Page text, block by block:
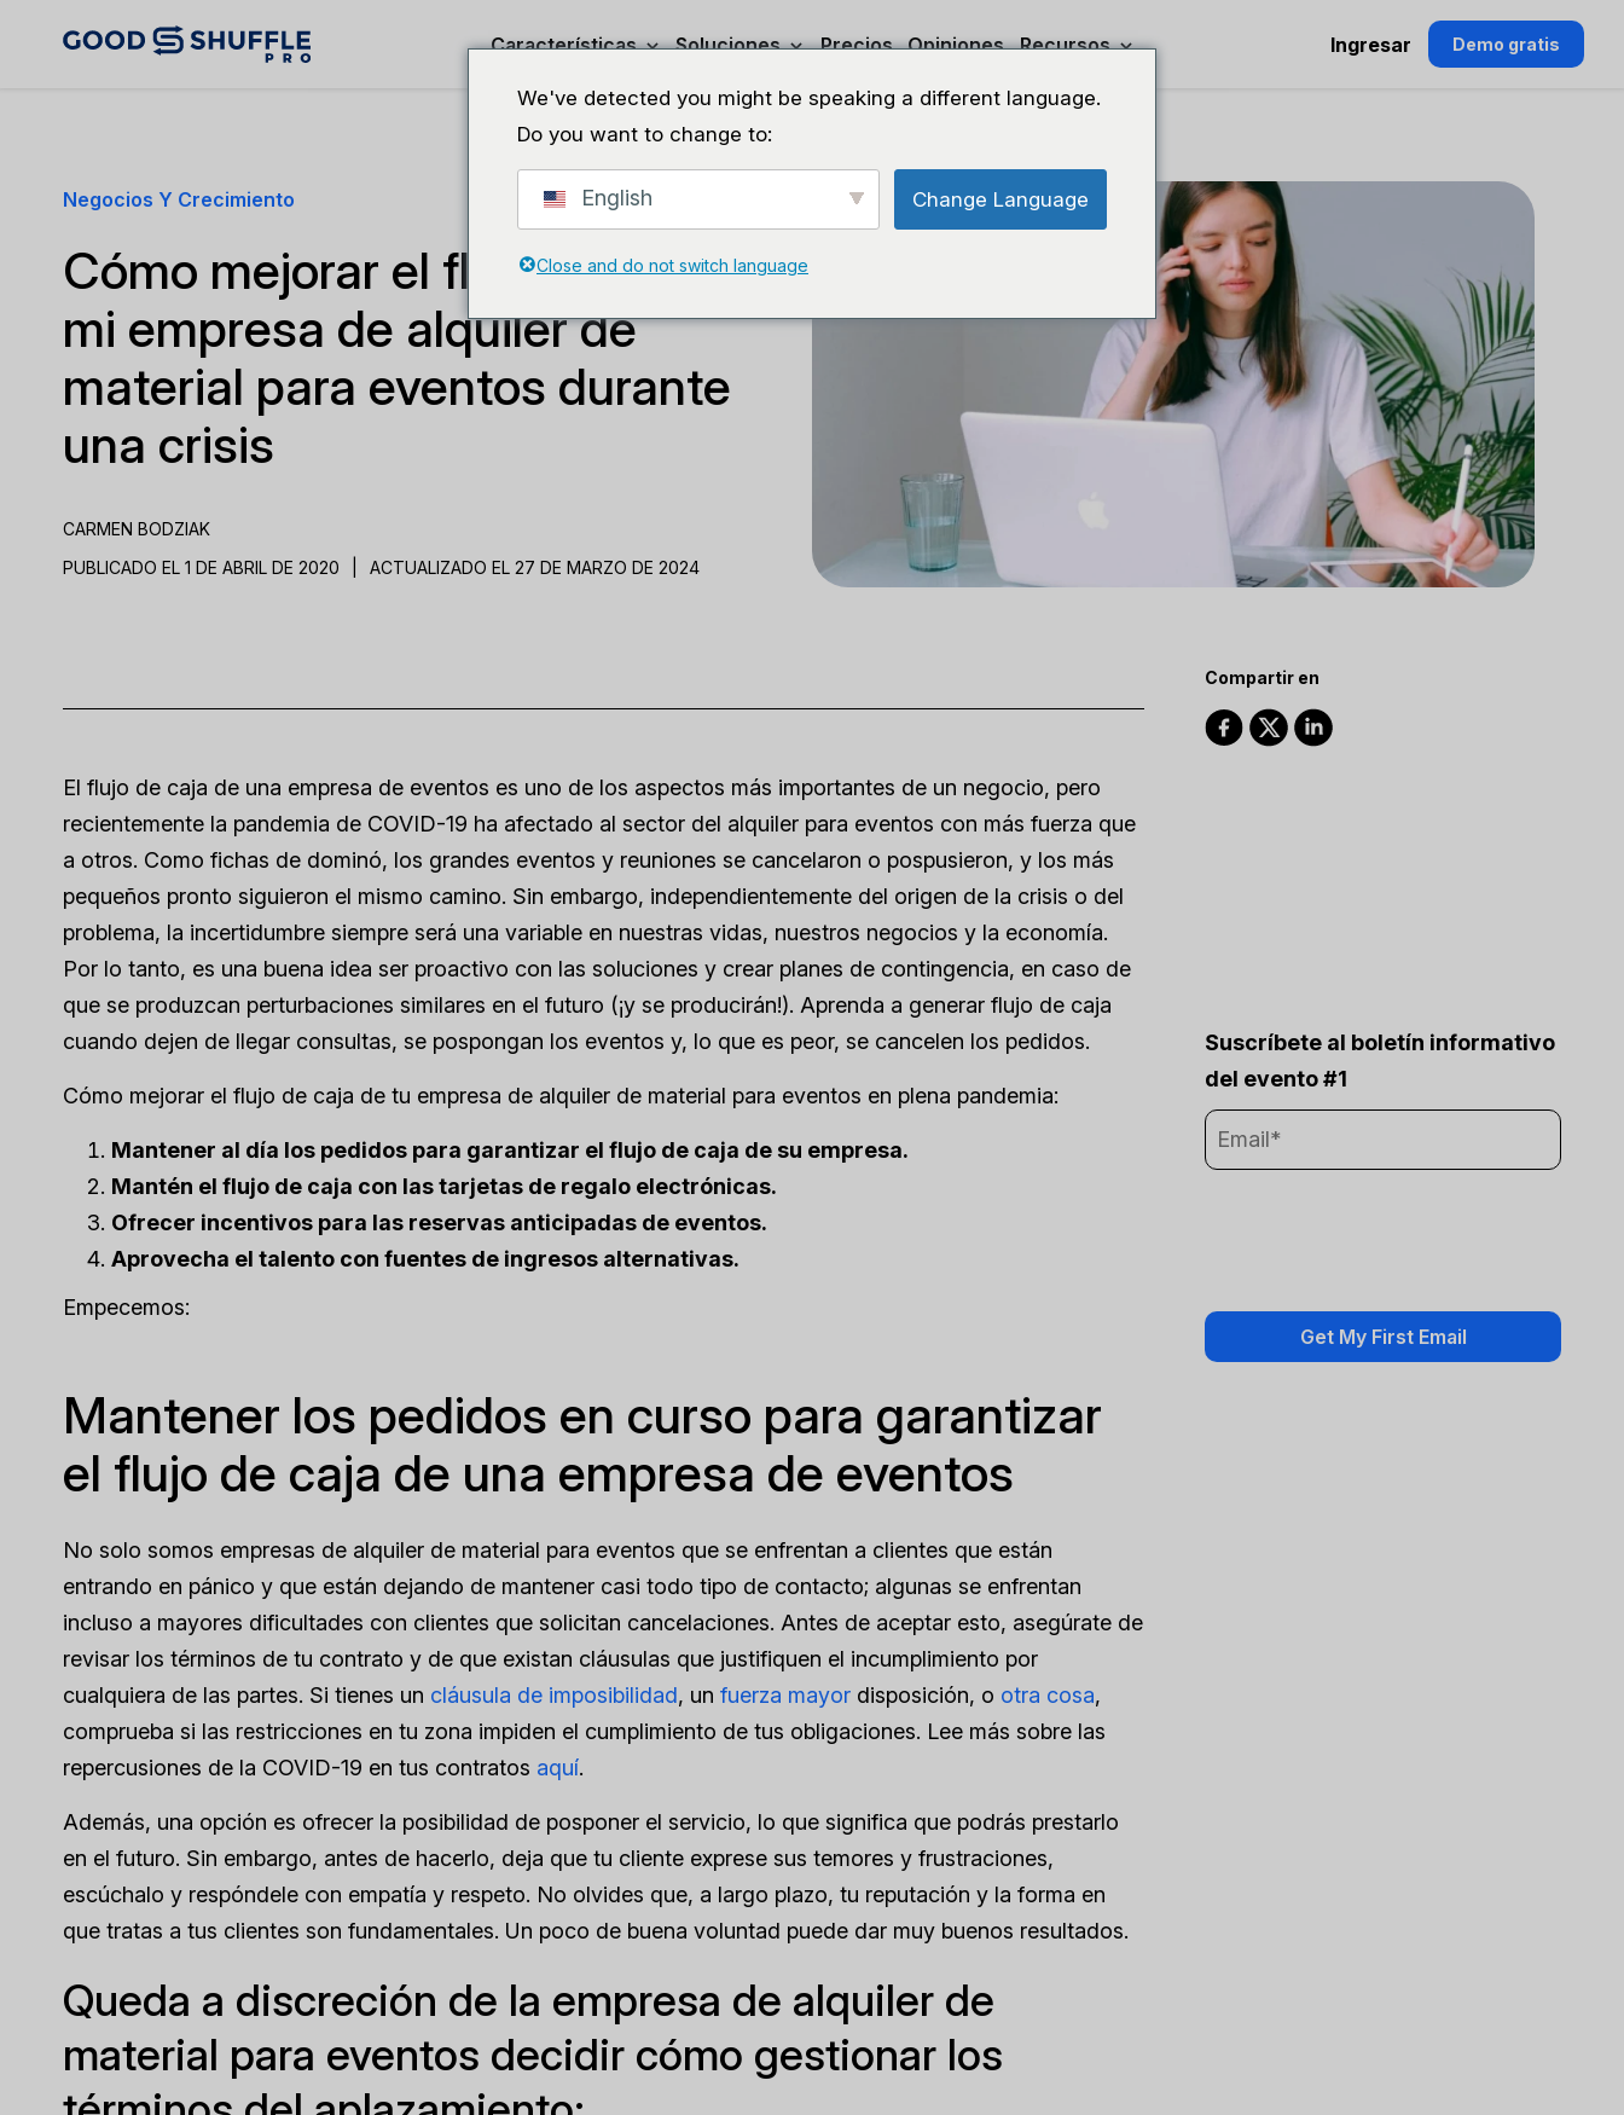
Características Soluciones Precios Opiniones Recursos Ingresar Demo gratis
Negocios Y Crecimiento
Cómo mejorar el flujo de caja de
mi empresa de alquiler de
material para eventos durante
una crisis
CARMEN BODZIAK
PUBLICADO EL 1 DE ABRIL DE 2020
ACTUALIZADO EL 27 DE MARZO DE 2024
El flujo de caja de una empresa de eventos es uno de los aspectos más importantes de un negocio, pero
recientemente la pandemia de COVID-19 ha afectado al sector del alquiler para eventos con más fuerza que
a otros. Como fichas de dominó, los grandes eventos y reuniones se cancelaron o pospusieron, y los más
pequeños pronto siguieron el mismo camino. Sin embargo, independientemente del origen de la crisis o del
problema, la incertidumbre siempre será una variable en nuestras vidas, nuestros negocios y la economía.
Por lo tanto, es una buena idea ser proactivo con las soluciones y crear planes de contingencia, en caso de
que se produzcan perturbaciones similares en el futuro (¡y se producirán!). Aprenda a generar flujo de caja
cuando dejen de llegar consultas, se pospongan los eventos y, lo que es peor, se cancelen los pedidos.
Cómo mejorar el flujo de caja de tu empresa de alquiler de material para eventos en plena pandemia:
Mantener al día los pedidos para garantizar el flujo de caja de su empresa.
Mantén el flujo de caja con las tarjetas de regalo electrónicas.
Ofrecer incentivos para las reservas anticipadas de eventos.
Aprovecha el talento con fuentes de ingresos alternativas.
Empecemos:
Mantener los pedidos en curso para garantizar
el flujo de caja de una empresa de eventos
No solo somos empresas de alquiler de material para eventos que se enfrentan a clientes que están
entrando en pánico y que están dejando de mantener casi todo tipo de contacto; algunas se enfrentan
incluso a mayores dificultades con clientes que solicitan cancelaciones. Antes de aceptar esto, asegúrate de
revisar los términos de tu contrato y de que existan cláusulas que justifiquen el incumplimiento por
cualquiera de las partes. Si tienes un cláusula de imposibilidad, un fuerza mayor disposición, o otra cosa,
comprueba si las restricciones en tu zona impiden el cumplimiento de tus obligaciones. Lee más sobre las
repercusiones de la COVID-19 en tus contratos aquí.
Además, una opción es ofrecer la posibilidad de posponer el servicio, lo que significa que podrás prestarlo
en el futuro. Sin embargo, antes de hacerlo, deja que tu cliente exprese sus temores y frustraciones,
escúchalo y respóndele con empatía y respeto. No olvides que, a largo plazo, tu reputación y la forma en
que tratas a tus clientes son fundamentales. Un poco de buena voluntad puede dar muy buenos resultados.
Queda a discreción de la empresa de alquiler de
material para eventos decidir cómo gestionar los
Compartir en
Suscríbete al boletín informativo
del evento #1
We've detected you might be speaking a different language.
Do you want to change to:
English Change Language
Close and do not switch language